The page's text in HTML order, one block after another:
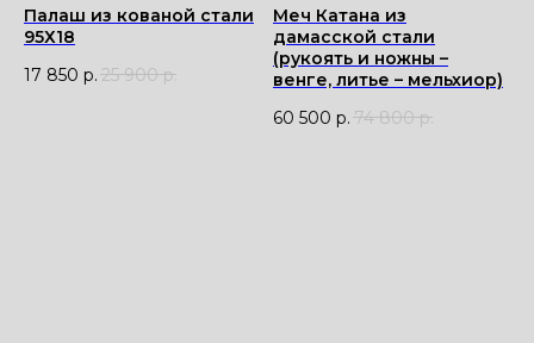
Палаш из кованой стали
95Х18
17 850 р. 25 900 р.
Меч Катана из
дамасской стали
(рукоять и ножны –
венге, литье – мельхиор)
60 500 р. 74 800 р.